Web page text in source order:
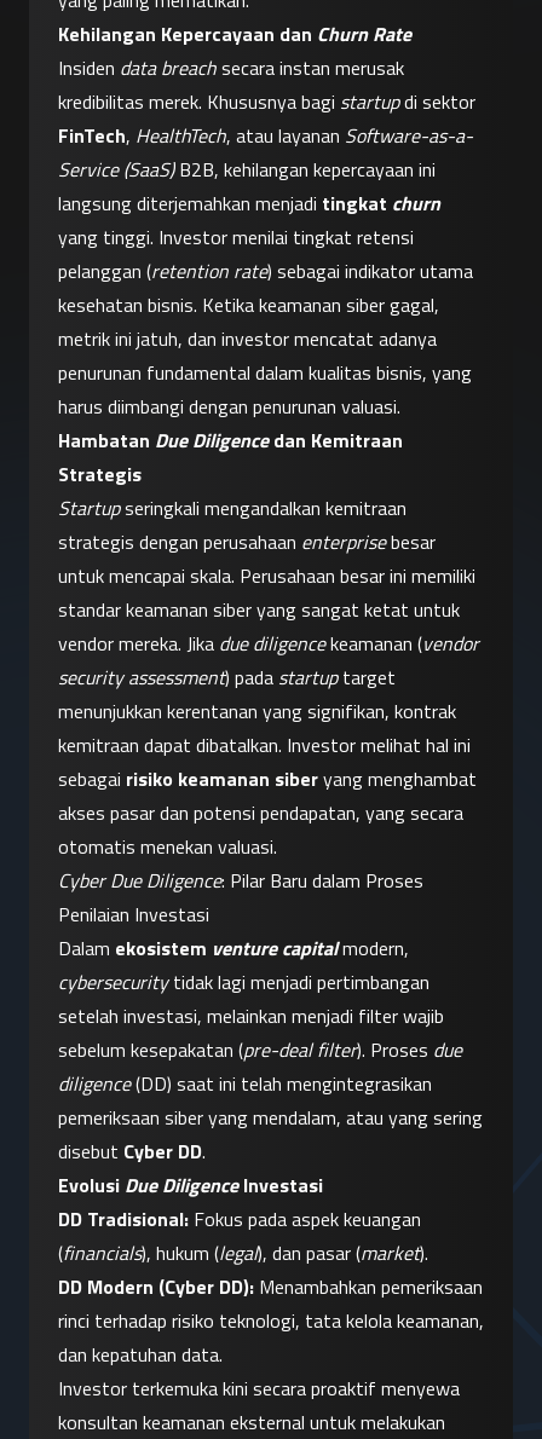
Kehilangan Kepercayaan dan Churn Rate
Insiden data breach secara instan merusak
kredibilitas merek. Khususnya bagi startup
FinTech, HealthTech, atau layanan Software-as-a-
Service (SaaS) B2B, kehilangan kepercayaan ini
langsung diterjemahkan menjadi tingkat churn
yang tinggi. Investor menilai tingkat retensi
pelanggan (retention rate) sebagai indikator utama
kesehatan bisnis. Ketika keamanan siber gagal,
metrik ini jatuh, dan investor mencatat adanya
penurunan fundamental dalam kualitas bisnis, yang
harus diimbangi dengan penurunan valuasi.
Hambatan Due Diligence dan Kemitraan
Strategis
Startup seringkali mengandalkan kemitraan
strategis dengan perusahaan enterprise besar
untuk mencapai skala. Perusahaan besar ini memiliki
standar keamanan siber yang sangat ketat untuk
vendor mereka. Jika due diligence keamanan (vendor
security assessment) pada startup target
menunjukkan kerentanan yang signifikan, kontrak
kemitraan dapat dibatalkan. Investor melihat hal ini
sebagai risiko keamanan siber yang menghambat
akses pasar dan potensi pendapatan, yang secara
otomatis menekan valuasi.
Cyber Due Diligence: Pilar Baru dalam Proses
Penilaian Investasi
Dalam ekosistem venture capital
cybersecurity tidak lagi menjadi pertimbangan
setelah investasi, melainkan menjadi filter wajib
sebelum kesepakatan (pre-deal filter). Proses due
diligence (DD) saat ini telah mengintegrasikan
pemeriksaan siber yang mendalam, atau yang sering
disebut Cyber DD.
Evolusi Due Diligence Investasi
DD Tradisional: Fokus pada aspek keuangan
(financials), hukum (legal), dan pasar (market).
DD Modern (Cyber DD): Menambahkan pemeriksaan
rinci terhadap risiko teknologi, tata kelola keamanan,
dan kepatuhan data.
Investor terkemuka kini secara proaktif menyewa
konsultan keamanan eksternal untuk melakukan